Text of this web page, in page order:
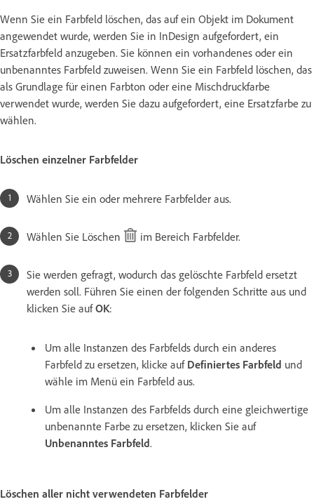
Wenn Sie ein Farbfeld löschen, das auf ein Objekt im Dokument
angewendet wurde, werden Sie in InDesign aufgefordert, ein
Ersatzfarbfeld anzugeben. Sie können ein vorhandenes oder ein
unbenanntes Farbfeld zuweisen. Wenn Sie ein Farbfeld löschen, das
als Grundlage für einen Farbton oder eine Mischdruckfarbe
verwendet wurde, werden Sie dazu aufgefordert, eine Ersatzfarbe zu
wählen.
Löschen einzelner Farbfelder
Wählen Sie ein oder mehrere Farbfelder aus.
Wählen Sie Löschen im Bereich Farbfelder.
Sie werden gefragt, wodurch das gelöschte Farbfeld ersetzt
werden soll. Führen Sie einen der folgenden Schritte aus und
klicken Sie aufOK:
Um alle Instanzen des Farbfelds durch ein anderes
Farbfeld zu ersetzen, klicke auf Definiertes Farbfeld und
wähle im Menü ein Farbfeld aus.
Um alle Instanzen des Farbfelds durch eine gleichwertige
unbenannte Farbe zu ersetzen, klicken Sie auf
Unbenanntes Farbfeld.
Löschen aller nicht verwendeten Farbfelder